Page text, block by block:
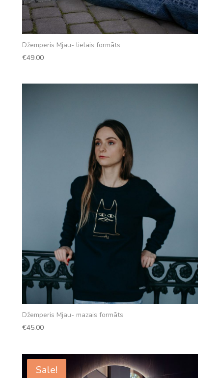
Džemperis Mjau- lielais formāts
€49.00
Džemperis Mjau- mazais formāts
€45.00
Sale!